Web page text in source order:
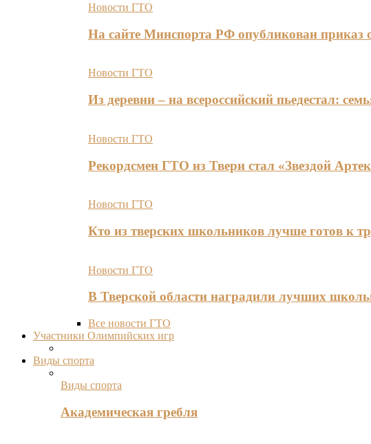
Новости ГТО
На сайте Минспорта РФ опубликован
Новости ГТО
Из деревни – на всероссийский пьедестал:
Новости ГТО
Рекордсмен ГТО из Твери стал «Звездой
Новости ГТО
Кто из тверских школьников лучше готов к
Новости ГТО
В Тверской области наградили лучших
Все новости ГТО
Участники Олимпийских игр
Виды спорта
Виды спорта
Академическая гребля